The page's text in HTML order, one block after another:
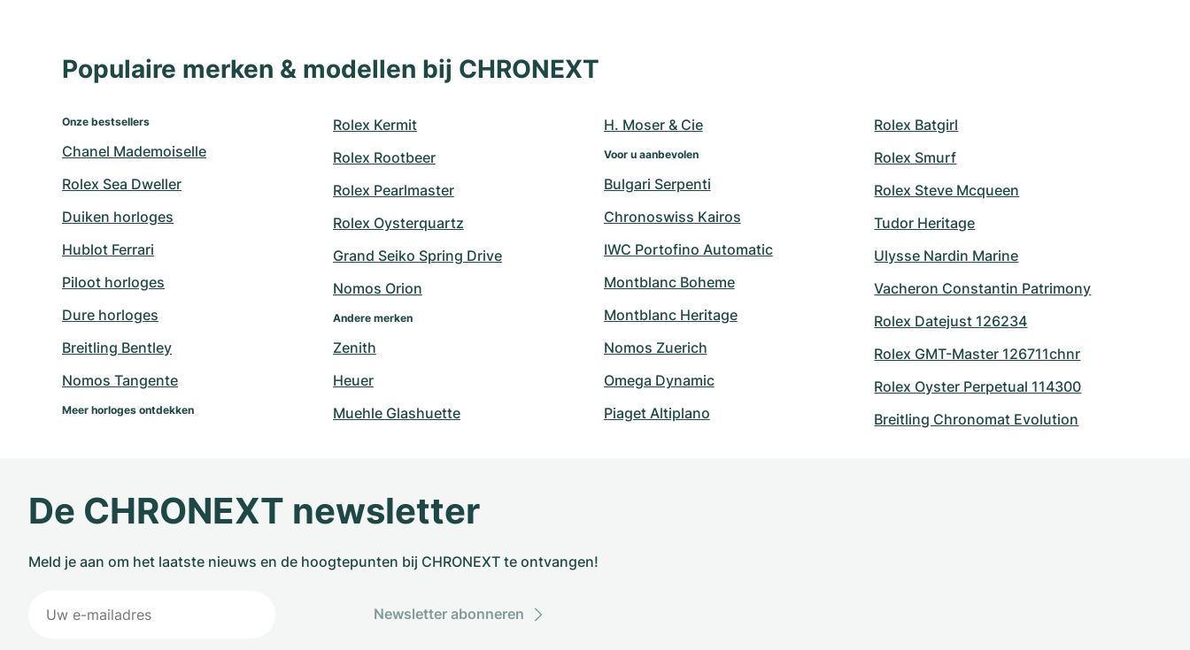
Populaire merken & modellen bij CHRONEXT
Onze bestsellers
Chanel Mademoiselle
Rolex Sea Dweller
Duiken horloges
Hublot Ferrari
Piloot horloges
Dure horloges
Breitling Bentley
Nomos Tangente
Meer horloges ontdekken
Rolex Kermit
Rolex Rootbeer
Rolex Pearlmaster
Rolex Oysterquartz
Grand Seiko Spring Drive
Nomos Orion
Andere merken
Zenith
Heuer
Muehle Glashuette
H. Moser & Cie
Voor u aanbevolen
Bulgari Serpenti
Chronoswiss Kairos
IWC Portofino Automatic
Montblanc Boheme
Montblanc Heritage
Nomos Zuerich
Omega Dynamic
Piaget Altiplano
Rolex Batgirl
Rolex Smurf
Rolex Steve Mcqueen
Tudor Heritage
Ulysse Nardin Marine
Vacheron Constantin Patrimony
Rolex Datejust 126234
Rolex GMT-Master 126711chnr
Rolex Oyster Perpetual 114300
Breitling Chronomat Evolution
De CHRONEXT newsletter
Meld je aan om het laatste nieuws en de hoogtepunten bij CHRONEXT te ontvangen!
Newsletter abonneren